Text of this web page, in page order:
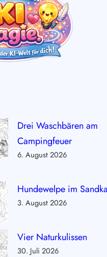
Drei Waschbären am
Campingfeuer
6. August 2026
Hundewelpe im
3. August 2026
Vier Naturkulissen
30. Juli 2026